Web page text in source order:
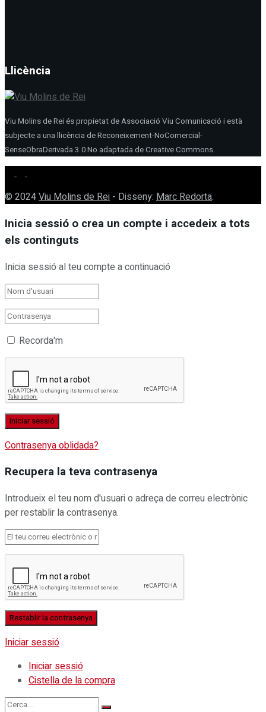
Llicència
Viu Molins de Rei és propietat de Associació Viu Comunicació i està
subjecte a una llicència de Reconeixement-NoComercial-
SenseObraDerivada 3.0 No adaptada de Creative Commons.
© 2024Viu Molins de Rei - Disseny: Marc Redorta.
Inicia sessió o crea un compte i accedeix a tots
els continguts
Inicia sessió al teu compte a continuació
Recorda'm
Contrasenya oblidada?
Recupera la teva contrasenya
Introdueix el teu nom d'usuari o adreça de correu electrònic
per restablir la contrasenya.
Iniciar sessió
Iniciar sessió
Cistella de la compra